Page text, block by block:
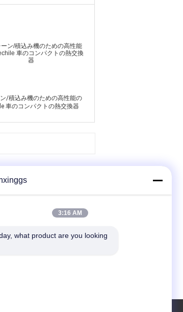
/積込み機のための高性能の
車のコンパクトの熱交換器
接触
勝つべき企業のための基本武器
質は成功を達成するために...
3:16 AM
what product are you looking